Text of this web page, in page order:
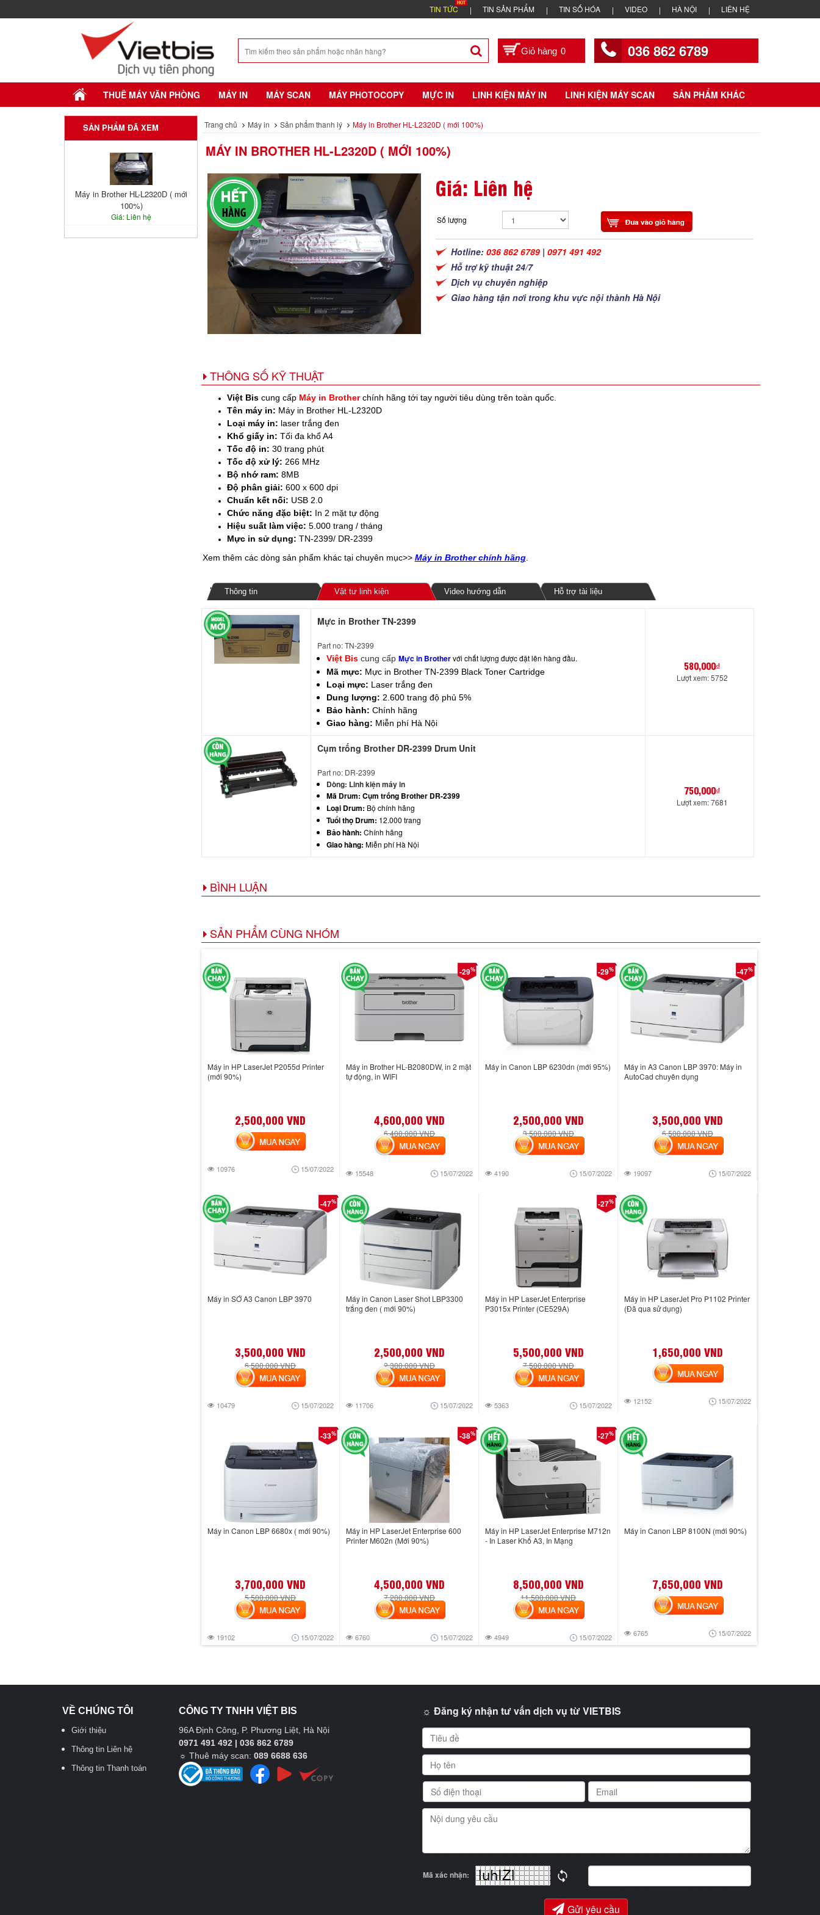
TIN TỨC TIN SẢN PHẨM TIN SỐ HÓA VIDEO HÀ NỘI LIÊN HỆ
0 036 862 6789
THUÊ MÁY VĂN PHÒNG MÁY IN MÁY SCAN MÁY PHOTOCOPY MỰC IN LINH KIỆN MÁY IN LINH KIỆN MÁY SCAN SẢN PHẨM KHÁC
SẢN PHẨM ĐÃ XEM
Máy in Brother HL-L2320D ( mới
100%)
Giá: Liên hệ
Trang chủ Máy in Sản phẩm thanh lý Máy in Brother HL-L2320D ( mới 100%)
MÁY IN BROTHER HL-L2320D ( MỚI 100%)
Giá: Liên hệ
Số lượng
Hotline: 036 862 6789 |0971 491 492
Hỗ trợ kỹ thuật 24/7
Dịch vụ chuyên nghiệp
Giao hàng tận nơi trong khu vực nội thành Hà Nội
THÔNG SỐ KỸ THUẬT
Việt Bis cung cấp Máy in Brother chính hãng tới tay người tiêu dùng trên toàn quốc.
Tên máy in: Máy in Brother HL-L2320D
Loại máy in: laser trắng đen
Khổ giấy in: Tối đa khổ A4
Tốc độ in: 30 trang phút
Tốc độ xử lý: 266 MHz
Bộ nhớ ram: 8MB
Độ phân giải: 600 x 600 dpi
Chuẩn kết nối: USB 2.0
Chức năng đặc biệt: In 2 mặt tự động
Hiệu suất làm việc: 5.000 trang / tháng
Mực in sử dụng: TN-2399/ DR-2399
Xem thêm các dòng sản phẩm khác tại chuyên mục>> Máy in Brother chính hãng.
Thông tin Vật tư linh kiện Video hướng dẫn Hỗ trợ tài liệu
Mực in Brother TN-2399
Part no: TN-2399
Việt Bis cung cấp Mực in Brothervới chất lượng được đặt lên hàng đầu.
Mã mực: Mực in Brother TN-2399 Black Toner Cartridge
Loại mực: Laser trắng đen
Dung lượng: 2.600 trang độ phủ 5%
Bảo hành: Chính hãng
Giao hàng: Miễn phí Hà Nội
580,000₫
Lượt xem: 5752
Cụm trống Brother DR-2399 Drum Unit
Part no: DR-2399
Dòng: Linh kiện máy in
Mã Drum: Cụm trống Brother DR-2399
Loại Drum: Bộ chính hãng
Tuổi thọ Drum: 12.000 trang
Bảo hành: Chính hãng
Giao hàng: Miễn phí Hà Nội
750,000₫
Lượt xem: 7681
BÌNH LUẬN
SẢN PHẨM CÙNG NHÓM
Máy in HP LaserJet P2055d Printer
(mới 90%)
2,500,000 VND
10976 15/07/2022
MUA NGAY
-29%
Máy in Brother HL-B2080DW, in 2 mặt
tự động, in WIFI
4,600,000 VND
6,400,000 VND
15548 15/07/2022
MUA NGAY
-29%
Máy in Canon LBP 6230dn (mới 95%)
2,500,000 VND
3,500,000 VND
4190 15/07/2022
MUA NGAY
-47%
Máy in A3 Canon LBP 3970: Máy in
AutoCad chuyên dụng
3,500,000 VND
6,500,000 VND
19097 15/07/2022
MUA NGAY
-47%
Máy in SỚ A3 Canon LBP 3970
3,500,000 VND
6,500,000 VND
10479 15/07/2022
MUA NGAY
Máy in Canon Laser Shot LBP3300
trắng đen ( mới 90%)
2,500,000 VND
2,300,000 VND
11706 15/07/2022
MUA NGAY
-27%
Máy in HP LaserJet Enterprise
P3015x Printer (CE529A)
5,500,000 VND
7,500,000 VND
5363 15/07/2022
MUA NGAY
Máy in HP LaserJet Pro P1102 Printer
(Đã qua sử dụng)
1,650,000 VND
12152 15/07/2022
MUA NGAY
-33%
Máy in Canon LBP 6680x ( mới 90%)
3,700,000 VND
5,500,000 VND
19102 15/07/2022
MUA NGAY
-38%
Máy in HP LaserJet Enterprise 600
Printer M602n (Mới 90%)
4,500,000 VND
7,200,000 VND
6760 15/07/2022
MUA NGAY
-27%
Máy in HP LaserJet Enterprise M712n
- In Laser Khổ A3, In Mạng
8,500,000 VND
11,500,000 VND
4949 15/07/2022
MUA NGAY
Máy in Canon LBP 8100N (mới 90%)
7,650,000 VND
6765 15/07/2022
MUA NGAY
VỀ CHÚNG TÔI
Giới thiệu
Thông tin Liên hệ
Thông tin Thanh toán
CÔNG TY TNHH VIỆT BIS
96A Định Công, P. Phương Liệt, Hà Nội
0971 491 492 | 036 862 6789
☼Thuê máy scan:089 6688 636
☼ Đăng ký nhận tư vấn dịch vụ từ VIETBIS
Mã xác nhận:
Gửi yêu cầu